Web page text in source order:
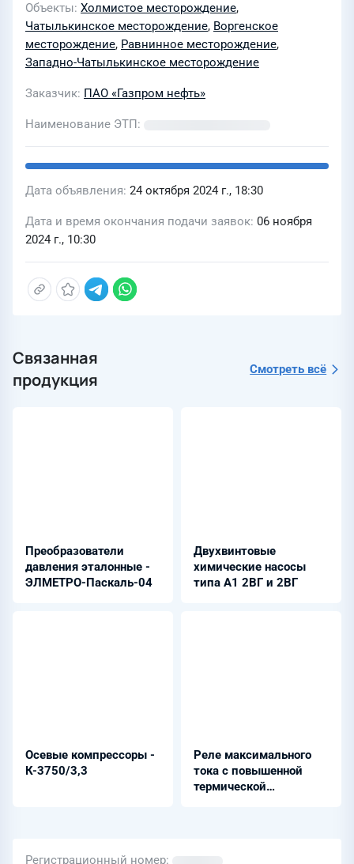
месторождений для нужд АО
«Газпромнефть-ННГ" в 2025-2029гг
Объекты Холмистое месторождение,
Чатылькинское месторождение, Воргенское
месторождение, Равнинное месторождение,
Западно-Чатылькинское месторождение
Заказчик ПАО «Газпром нефть»
Наименование ЭТП
Дата объявления 24 октября 2024 г., 18:30
Дата и время окончания подачи заявок 06 ноября
2024 г., 10:30
Связанная
продукция
Смотреть всё
Преобразователи
давления эталонные -
ЭЛМЕТРО-Паскаль-04
Двухвинтовые
химические насосы
типа А1 2ВГ и 2ВГ
Осевые компрессоры -
К-3750/3,3
Реле максимального
тока с повышенной
термической
Регистрационный номер